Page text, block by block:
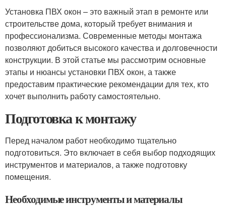
Установка ПВХ окон – это важный этап в ремонте или
строительстве дома, который требует внимания и
профессионализма. Современные методы монтажа
позволяют добиться высокого качества и долговечности
конструкции. В этой статье мы рассмотрим основные
этапы и нюансы установки ПВХ окон, а также
предоставим практические рекомендации для тех, кто
хочет выполнить работу самостоятельно.
Подготовка к монтажу
Перед началом работ необходимо тщательно
подготовиться. Это включает в себя выбор подходящих
инструментов и материалов, а также подготовку
помещения.
Необходимые инструменты и материалы